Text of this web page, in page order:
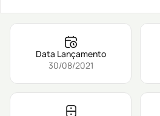
Data Lançamento
30/08/2021